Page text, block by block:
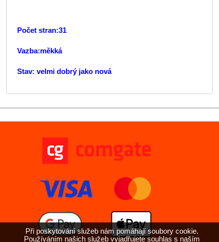
Počet stran:31
Vazba:měkká
Stav: velmi dobrý jako nová
Při poskytování služeb nám pomáhají soubory cookie.
Používáním našich služeb vyjadřujete souhlas s naším